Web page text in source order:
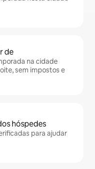
de
na cidade
sem impostos e
hóspedes
para ajudar